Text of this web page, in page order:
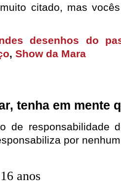
citado, mas
desenhos do
, Show da Mara
tenha em mente
de responsabilidade
por